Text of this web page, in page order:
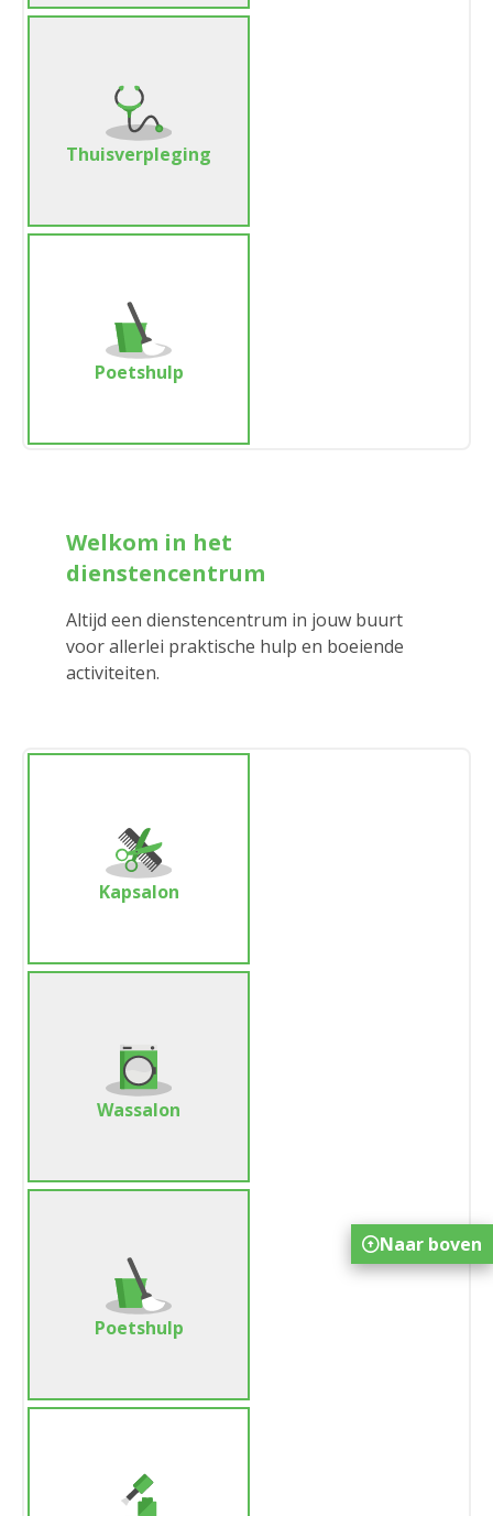
Thuisverpleging
Poetshulp
Welkom in het
dienstencentrum
Altijd een dienstencentrum in jouw buurt
voor allerlei praktische hulp en boeiende
activiteiten.
Kapsalon
Wassalon
Poetshulp
Naar boven